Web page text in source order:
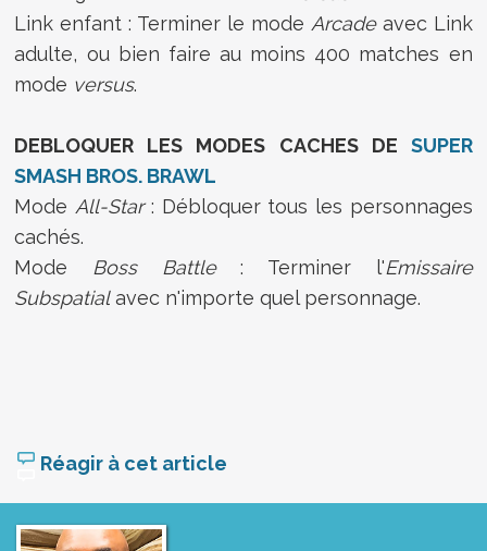
Link enfant : Terminer le mode Arcadeavec Link
adulte, ou bien faire au moins 400 matches en
mode versus.
DEBLOQUER LES MODES CACHES DE SUPER
SMASH BROS. BRAWL
Mode All-Star: Débloquer tous les personnages
cachés.
Mode Boss Battle: Terminer l'Emissaire
Subspatialavec n'importe quel personnage.
Réagir à cet article